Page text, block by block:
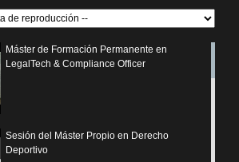
Máster de Formación Permanente en
LegalTech & Compliance Officer
Sesión del Máster Propio en Derecho
Deportivo